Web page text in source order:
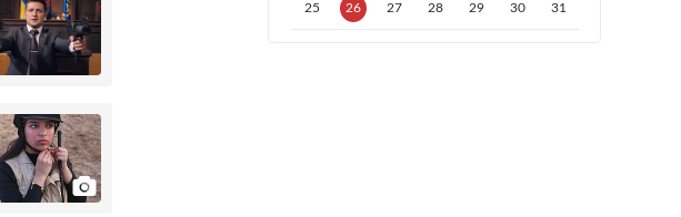
25 26 27 28 29 30 31